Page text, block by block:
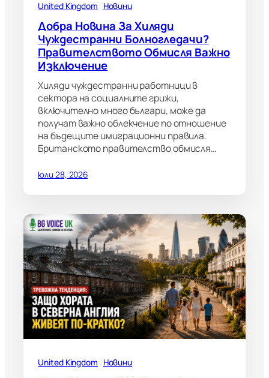
United Kingdom Новини
Добра Новина За Хиляди
Чуждестранни Болногледачи?
Правителството Обмисля Важно
Изключение
Хиляди чуждестранни работници в
сектора на социалните грижи,
включително много българи, може да
получат важно облекчение по отношение
на бъдещите имиграционни правила.
Британското правителство обмисля…
юли 28, 2026
United Kingdom Новини